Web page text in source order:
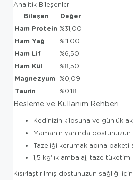
Analitik Bileşenler
Bileşen
Değer
Ham Protein %31,00
Ham Yağ %11,00
Ham Lif %6,50
Ham Kül %8,50
Magnezyum %0,09
Taurin %0,18
Besleme ve Kullanım Rehberi
Kedinizin kilosuna ve günlük
Mamanın yanında
Tazeliği korumak adına paketi
1,5 kg'lık ambalaj, taze
Kısırlaştırılmış dostunuzun sağlığı